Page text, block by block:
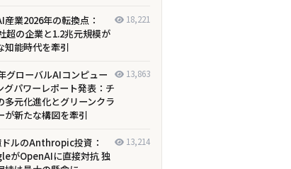
産業2026年の転換点：
超の企業と1.2兆元規模が
知能時代を牽引
18,221
グローバルAIコンピュー
グパワーレポート発表：チ
多元化進化とグリーンクラ
が新たな構図を牽引
13,863
ドルのAnthropic投資：
がOpenAIに直接対抗 独
13,214